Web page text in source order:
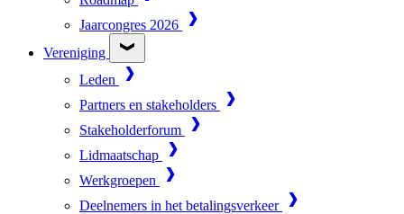
Jaarcongres 2026
Vereniging
Leden
Partners en stakeholders
Stakeholderforum
Lidmaatschap
Werkgroepen
Deelnemers in het betalingsverkeer